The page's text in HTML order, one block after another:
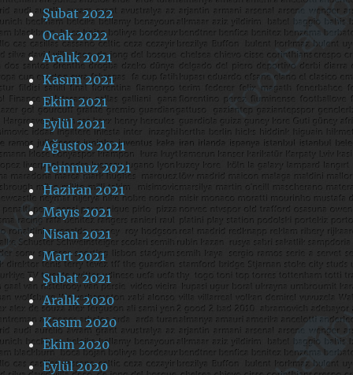
Şubat 2022
Ocak 2022
Aralık 2021
Kasım 2021
Ekim 2021
Eylül 2021
Ağustos 2021
Temmuz 2021
Haziran 2021
Mayıs 2021
Nisan 2021
Mart 2021
Şubat 2021
Aralık 2020
Kasım 2020
Ekim 2020
Eylül 2020